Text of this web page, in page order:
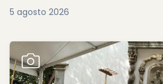
5 agosto 2026